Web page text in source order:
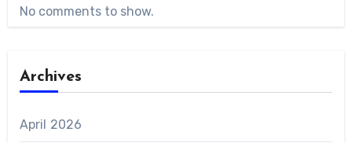
No comments to show.
Archives
April 2026